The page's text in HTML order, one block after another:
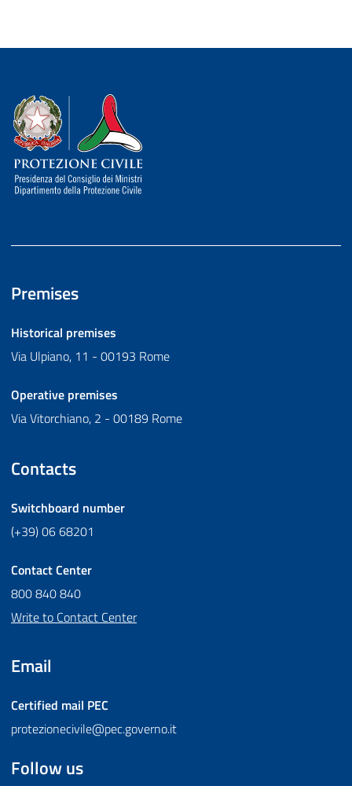
Dipartimento della Protezione Civile
Premises
Historical premises
Via Ulpiano, 11 - 00193 Rome
Operative premises
Via Vitorchiano, 2 - 00189 Rome
Contacts
Switchboard number
(+39) 06 68201
Contact Center
800 840 840
Write to Contact Center
Email
Certified mail PEC
protezionecivile@pec.governo.it
Follow us